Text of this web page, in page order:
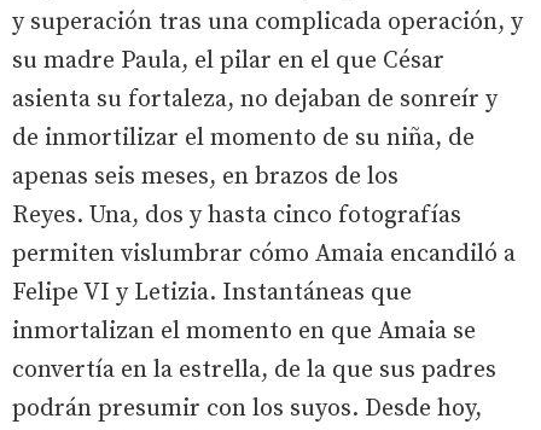
y superación tras una complicada operación, y
su madre Paula, el pilar en el que César
asienta su fortaleza, no dejaban de sonreír y
de inmortilizar el momento de su niña, de
apenas seis meses, en brazos de los
Reyes. Una, dos y hasta cinco fotografías
permiten vislumbrar cómo Amaia encandiló a
Felipe VI y Letizia. Instantáneas que
inmortalizan el momento en que Amaia se
convertía en la estrella, de la que sus padres
podrán presumir con los suyos. Desde hoy,